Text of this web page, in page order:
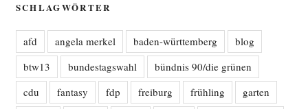
SCHLAGWÖRTER
afd angela merkel baden-württemberg
blog
btw13
bundestagswahl
bündnis 90/die grünen
cdu
fantasy fdp freiburg frühling
garten